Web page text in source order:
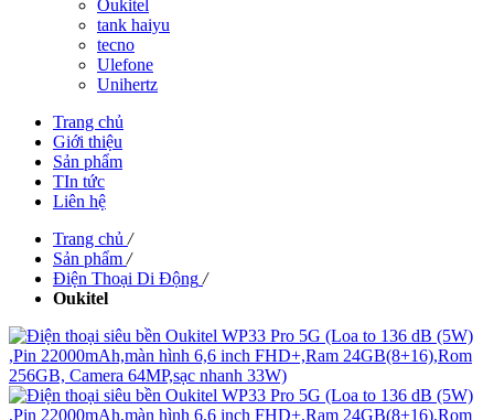
Oukitel
tank haiyu
tecno
Ulefone
Unihertz
Trang chủ
Giới thiệu
Sản phẩm
TIn tức
Liên hệ
Trang chủ /
Sản phẩm /
Điện Thoại Di Động /
Oukitel